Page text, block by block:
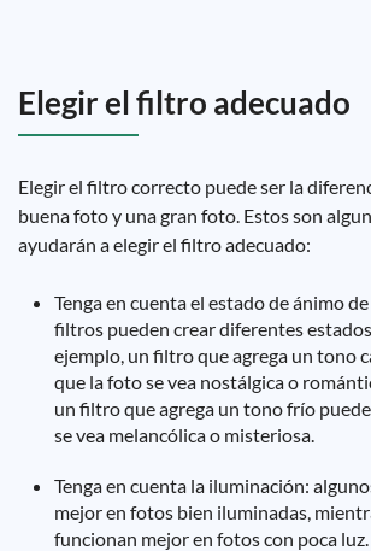
Elegir el filtro adecuado
Elegir el filtro correcto puede ser la
buena foto y una gran foto. Estos son
ayudarán a elegir el filtro adecuado:
Tenga en cuenta el estado de ánimo
filtros pueden crear diferentes
ejemplo, un filtro que agrega un tono
que la foto se vea nostálgica o
un filtro que agrega un tono frío
se vea melancólica o misteriosa.
Tenga en cuenta la iluminación:
mejor en fotos bien iluminadas,
funcionan mejor en fotos con poca